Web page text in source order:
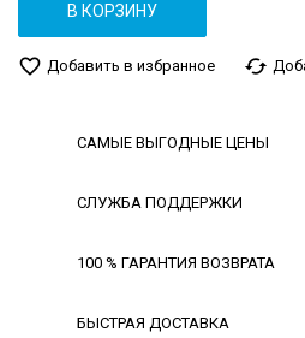
В КОРЗИНУ
favorite_border Добавить в избранное cached
САМЫЕ ВЫГОДНЫЕ ЦЕНЫ
СЛУЖБА ПОДДЕРЖКИ
100 % ГАРАНТИЯ ВОЗВРАТА
БЫСТРАЯ ДОСТАВКА